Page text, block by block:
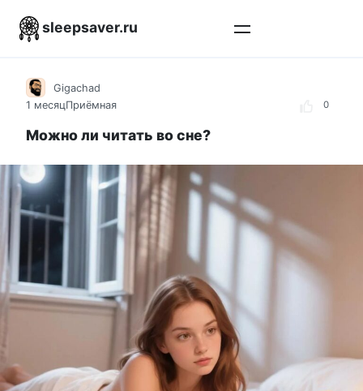
sleepsaver.ru
0
Gigachad
1 месяцПриёмная
Можно ли читать во сне?